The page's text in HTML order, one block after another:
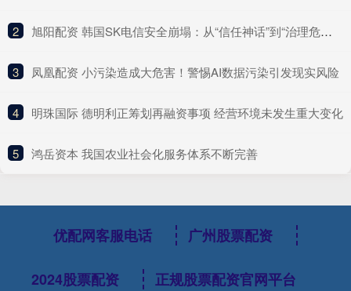
2 ​旭阳配资 韩国SK电信安全崩塌：从“信任神话”到“治理危机”的行业警示
3 ​凤凰配资 小污染造成大危害！警惕AI数据污染引发现实风险
4 ​明珠国际 德明利正筹划再融资事项 经营环境未发生重大变化
5 ​鸿岳资本 我国农业社会化服务体系不断完善
优配网客服电话 广州股票配资
2024股票配资 正规股票配资官网平台